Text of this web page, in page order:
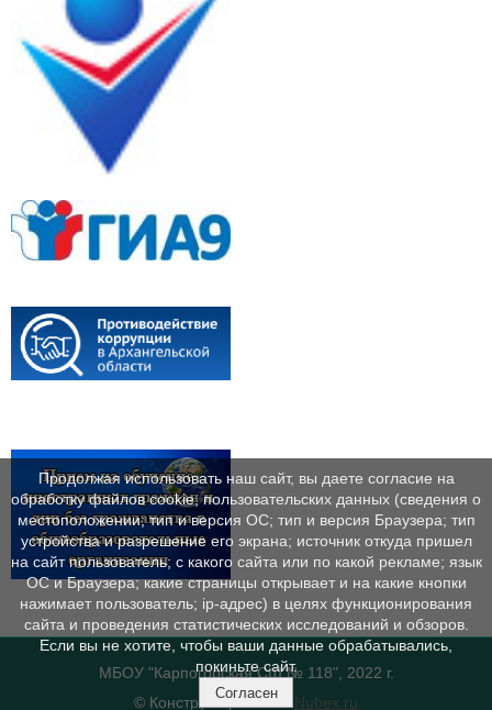
МБОУ "Карпогорская СШ № 118", 2022 г.
© Конструктор сайтов Nubex.ru
Продолжая использовать наш сайт, вы даете согласие на
обработку файлов cookie, пользовательских данных (сведения о
местоположении; тип и версия ОС; тип и версия Браузера; тип
устройства и разрешение его экрана; источник откуда пришел
на сайт пользователь; с какого сайта или по какой рекламе; язык
ОС и Браузера; какие страницы открывает и на какие кнопки
нажимает пользователь; ip-адрес) в целях функционирования
сайта и проведения статистических исследований и обзоров.
Если вы не хотите, чтобы ваши данные обрабатывались,
покиньте сайт.
Согласен